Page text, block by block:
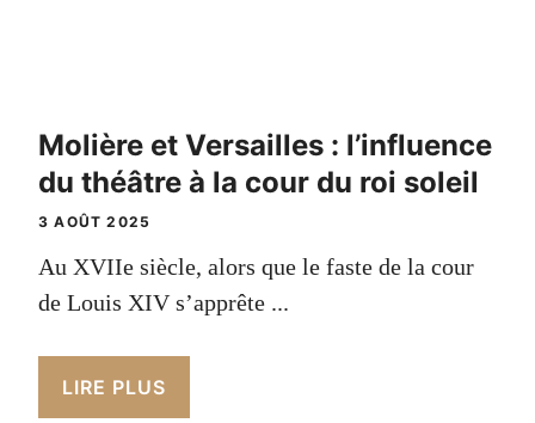
Molière et Versailles : l’influence
du théâtre à la cour du roi soleil
3 AOÛT 2025
Au XVIIe siècle, alors que le faste de la cour
de Louis XIV s’apprête ...
LIRE PLUS